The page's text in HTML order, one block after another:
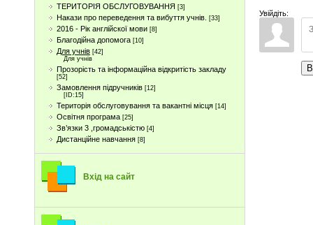
ТЕРИТОРІЯ ОБСЛУГОВУВАННЯ [3]
Накази про переведення та вибуття учнів. [33]
2016 - Рік англійскої мови [8]
Благодійна допомога [10]
Для учнів [42]
Для учнів
Прозорість та інформаційна відкритість закладу
[52]
Замовлення підручників [12]
[ID:15]
Територія обслуговування та вакантні місця [14]
Освітня програма [25]
Зв’язки 3 ,громадськістю [4]
Дистанційне навчання [8]
Вхід на сайт
Увійдіть: